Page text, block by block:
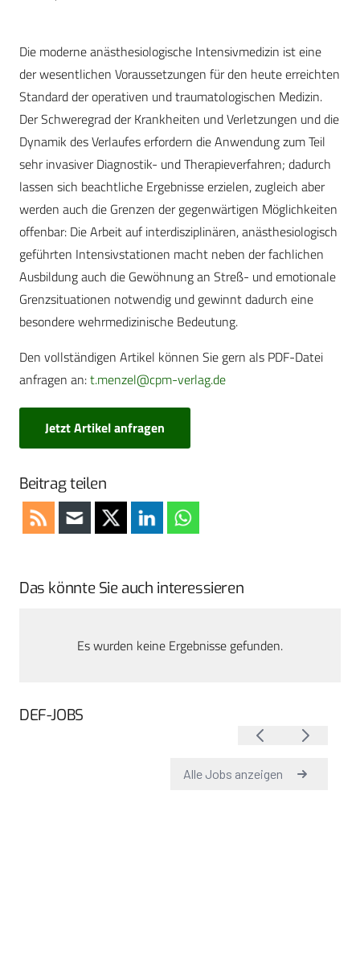
Die moderne anästhesiologische Intensivmedizin ist eine
der wesentlichen Voraussetzungen für den heute erreichten
Standard der operativen und traumatologischen Medizin.
Der Schweregrad der Krankheiten und Verletzungen und die
Dynamik des Verlaufes erfordern die Anwendung zum Teil
sehr invasiver Diagnostik- und Therapieverfahren; dadurch
lassen sich beachtliche Ergebnisse erzielen, zugleich aber
werden auch die Grenzen der gegenwärtigen Möglichkeiten
offenbar: Die Arbeit auf interdisziplinären, anästhesiologisch
geführten Intensivstationen macht neben der fachlichen
Ausbildung auch die Gewöhnung an Streß- und emotionale
Grenzsituationen notwendig und gewinnt dadurch eine
besondere wehrmedizinische Bedeutung.
Den vollständigen Artikel können Sie gern als PDF-Datei
anfragen an:t.menzel@cpm-verlag.de
Jetzt Artikel anfragen
Beitrag teilen
Das könnte Sie auch interessieren
Es wurden keine Ergebnisse gefunden.
DEF-JOBS